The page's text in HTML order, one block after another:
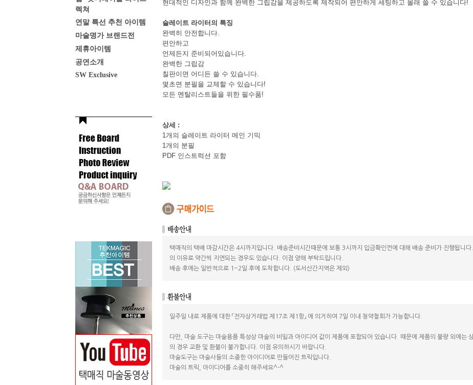
렉쳐
연말 특선 추천 아이템
마술명가 브랜드전
제휴아이템
공연소개
SW Exclusive
현대적인 디자인과 함께 완벽한 그립감을 제공하도록 제작되어 편안하게 세팅하고 몰래 쓸 수 있습니다!
슬레이트 라이터의 특징
완벽히 안전합니다.
편안하고
언제든지 준비되어있습니다.
완벽한 그립감
칠판이면 어디든 쓸 수 있습니다.
몇초면 분필을 교체할 수 있습니다!
모든 멘탈리스트들을 위한 필수품!
상세 :
1개의 슬레이트 라이터 메인 기믹
1개의 분필
PDF 인스트럭션 포함
택매직의 택배 마감시간은 4시까지입니다. 배송준비시간때문에 보통 3시까지 입금확인껀에 대해 배송 준비가 진행됩니
의 이유로 약간씩 지연되는 경우도 있습니다. 이점 양해 부탁드립니다.
배송 후에는 일반적으로 1~2일 후에 도착합니다. (도서산간지역은 제외)
일주일 내로 제품에 대한 「전자상거래법 제17조 제1항」 에 의거하여 7일 이내 청약철회가 가능합니다.
다만, 마술 도구는 마술용품 특성상 마술의 비밀과 아이디어 값이 제품에 포함되어 있습니다. 때문에 제품의 불량 외에는
의 경우 교환 및 환불이 불가합니다. 이점 유의하시기 바랍니다.
마술도구는 마술사들의 소중한 아이디어로 만들어진 트릭입니다.
마술의 트릭, 아이디어를 소중히 해주세요^-^